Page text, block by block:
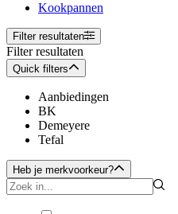
Kookpannen
Filter resultaten
Filter resultaten
Quick filters
Aanbiedingen
BK
Demeyere
Tefal
Heb je merkvoorkeur?